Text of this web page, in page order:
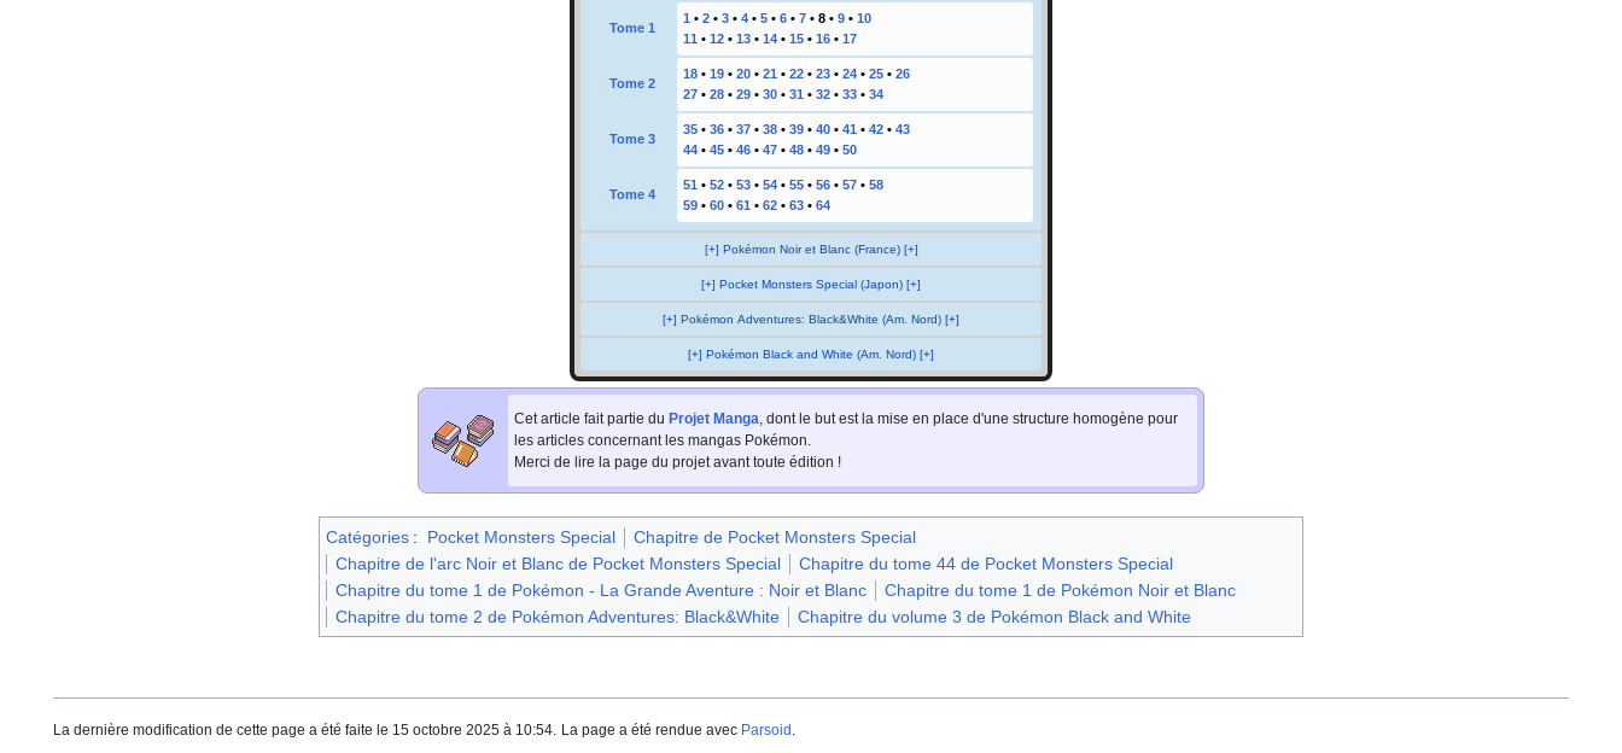
Tome 1
1 • 2 • 3 • 4 • 5 • 6 • 7 • 8 • 9 • 10
11 • 12 • 13 • 14 • 15 • 16 • 17
Tome 2
18 • 19 • 20 • 21 • 22 • 23 • 24 • 25 • 26
27 • 28 • 29 • 30 • 31 • 32 • 33 • 34
Tome 3
35 • 36 • 37 • 38 • 39 • 40 • 41 • 42 • 43
44 • 45 • 46 • 47 • 48 • 49 • 50
Tome 4
51 • 52 • 53 • 54 • 55 • 56 • 57 • 58
59 • 60 • 61 • 62 • 63 • 64
[+] Pokémon Noir et Blanc (France) [+]
[+] Pocket Monsters Special (Japon) [+]
[+] Pokémon Adventures: Black&White (Am. Nord) [+]
[+] Pokémon Black and White (Am. Nord) [+]
Cet article fait partie du Projet Manga, dont le but est la mise en place d'une structure homogène pour
les articles concernant les mangas Pokémon.
Merci de lire la page du projet avant toute édition !
Catégories : Pocket Monsters Special
Chapitre de Pocket Monsters Special
Chapitre de l'arc Noir et Blanc de Pocket Monsters Special
Chapitre du tome 44 de Pocket Monsters Special
Chapitre du tome 1 de Pokémon - La Grande Aventure : Noir et Blanc
Chapitre du tome 1 de Pokémon Noir et Blanc
Chapitre du tome 2 de Pokémon Adventures: Black&White
Chapitre du volume 3 de Pokémon Black and White
La dernière modification de cette page a été faite le 15 octobre 2025 à 10:54. La page a été rendue avec Parsoid .